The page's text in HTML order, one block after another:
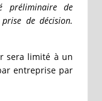
préliminaire de
de décision.
sera limité à un
entreprise par